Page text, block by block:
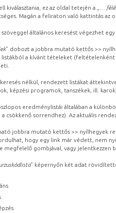
kiválasztania, ez az oldal tetején a „
…
Magán a feliraton való kattintás az
általános keresést végezhet
” dobozt a jobbra mutató kettős >>
a kívánt tételeket (feltételenként
keresés nélkül, rendezett listákat
képzési programok, tanszékek, ill.
eredménylistái általában a
a csökkenő sorrendhez). Az aktuális
jobbra mutató kettős >> nyílhegyek
hogy egy link már védett, nem
megfelelő gombjával, vagy
” képernyőn két adat